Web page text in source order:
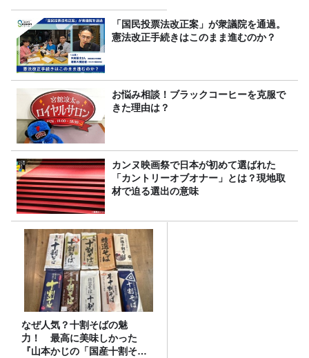
「国民投票法改正案」が衆議院を通過。
憲法改正手続きはこのまま進むのか？
お悩み相談！ブラックコーヒーを克服で
きた理由は？
カンヌ映画祭で日本が初めて選ばれた
「カントリーオブオナー」とは？現地取
材で迫る選出の意味
なぜ人気？十割そばの魅
力！ 最高に美味しかった
『山本かじの「国産十割そ